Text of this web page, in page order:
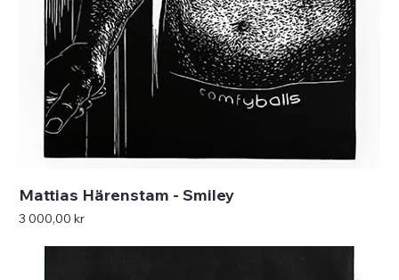
Mattias Härenstam - Smiley
Pris
3 000,00 kr